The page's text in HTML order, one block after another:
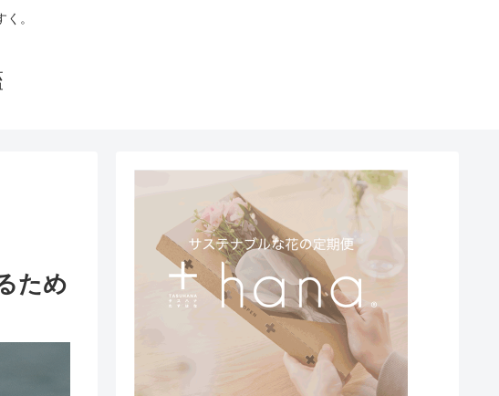
。
ため